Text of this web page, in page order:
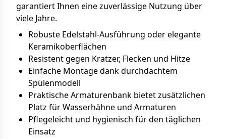
garantiert Ihnen eine zuverlässige Nutzung über
viele Jahre.
Robuste Edelstahl-Ausführung oder elegante
Keramikoberflächen
Resistent gegen Kratzer, Flecken und Hitze
Einfache Montage dank durchdachtem
Spülenmodell
Praktische Armaturenbank bietet zusätzlichen
Platz für Wasserhähne und Armaturen
Pflegeleicht und hygienisch für den täglichen
Einsatz